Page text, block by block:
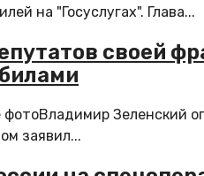
на "Госуслугах". Глава...
своей
Зеленский
заявил...